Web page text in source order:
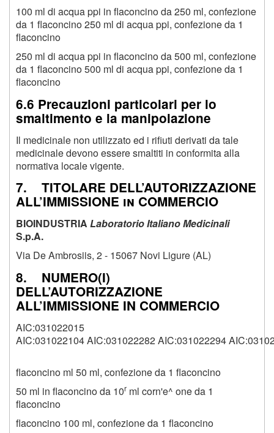
100 ml di acqua ppi in flaconcino da 250 ml, confezione
da 1 flaconcino 250 ml di acqua ppi, confezione da 1
flaconcino
250 ml di acqua ppi in flaconcino da 500 ml, confezione
da 1 flaconcino 500 ml di acqua ppi, confezione da 1
flaconcino
6.6 Precauzioni particolari per lo
smaltimento e la manipolazione
Il medicinale non utilizzato ed i rifiuti derivati da tale
medicinale devono essere smaltiti in conformita alla
normativa locale vigente.
7. TITOLARE DELL’AUTORIZZAZIONE
ALL’IMMISSIONE in COMMERCIO
BIOINDUSTRIA Laboratorio Italiano Medicinali
S.p.A.
Via De Ambrosiis, 2 - 15067 Novi Ligure (AL)
8. NUMERO(I)
DELL’AUTORIZZAZIONE
ALL’IMMISSIONE IN COMMERCIO
AIC:031022015
AIC:031022104 AIC:031022282 AIC:031022294
flaconcino ml 50 ml, confezione da 1 flaconcino
50 ml in flaconcino da 10r ml corn'e^ one da 1
flaconcino
flaconcino 100 ml, confezione da 1 flaconcino